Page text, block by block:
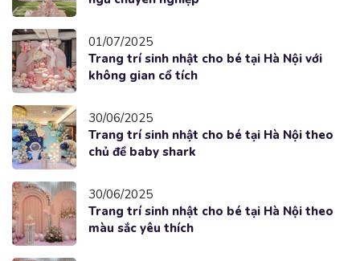
01/07/2025
Trang trí sinh nhật cho bé tại Hà Nội với
không gian cổ tích
30/06/2025
Trang trí sinh nhật cho bé tại Hà Nội theo
chủ đề baby shark
30/06/2025
Trang trí sinh nhật cho bé tại Hà Nội theo
màu sắc yêu thích